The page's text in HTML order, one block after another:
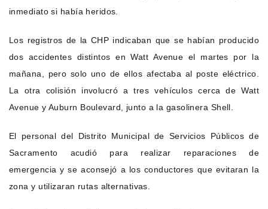
inmediato si había heridos.
Los registros de la CHP indicaban que se habían producido
dos accidentes distintos en Watt Avenue el martes por la
mañana, pero solo uno de ellos afectaba al poste eléctrico.
La otra colisión involucró a tres vehículos cerca de Watt
Avenue y Auburn Boulevard, junto a la gasolinera Shell.
El personal del Distrito Municipal de Servicios Públicos de
Sacramento acudió para realizar reparaciones de
emergencia y se aconsejó a los conductores que evitaran la
zona y utilizaran rutas alternativas.